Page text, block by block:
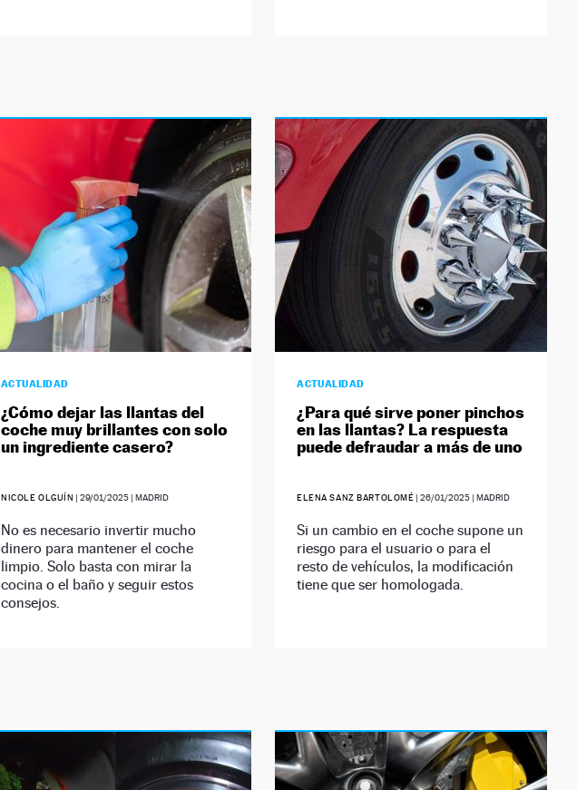
ACTUALIDAD
¿Cómo dejar las llantas del
coche muy brillantes con solo
un ingrediente casero?
NICOLE OLGUÍN |29/01/2025 | MADRID
No es necesario invertir mucho
dinero para mantener el coche
limpio. Solo basta con mirar la
cocina o el baño y seguir estos
consejos.
ACTUALIDAD
¿Para qué sirve poner pinchos
en las llantas? La respuesta
puede defraudar a más de uno
ELENA SANZ BARTOLOMÉ |26/01/2025 | MADRID
Si un cambio en el coche supone un
riesgo para el usuario o para el
resto de vehículos, la modificación
tiene que ser homologada.